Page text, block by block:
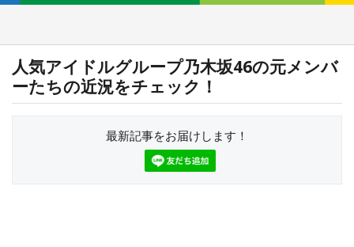
人気アイドルグループ乃木坂46の元メンバ
ーたちの近況をチェック！
最新記事をお届けします！